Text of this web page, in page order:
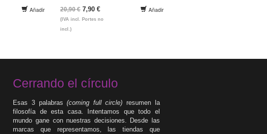
Añadir 20,90 € 7,90 €
(IVA incl. Portes no
incl.)
Añadir
Cerrando el círculo
Esas 3 palabras(coming full circle) resumen la
filosofía de esta casa. Intentamos que todo el
mundo gane con nuestras decisiones. Desde las
marcas que representamos, las tiendas que